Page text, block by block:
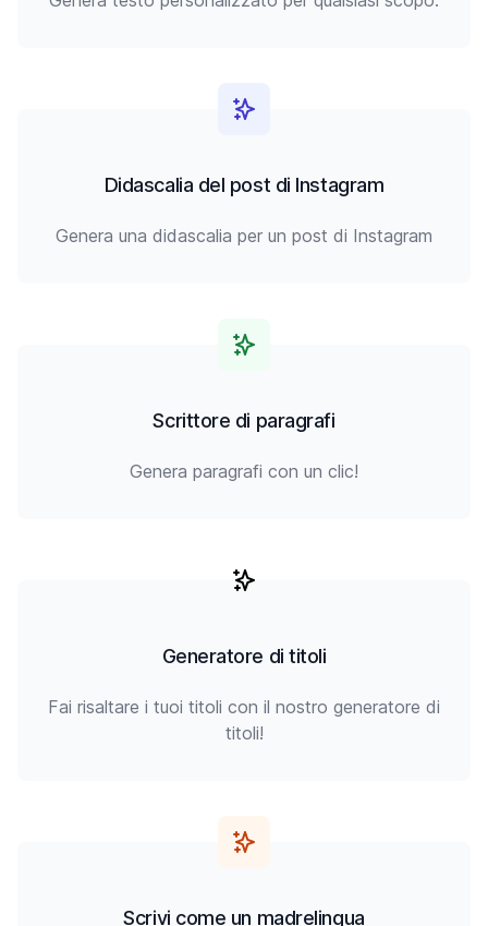
Didascalia del post di Instagram
Genera una didascalia per un post di Instagram
Scrittore di paragrafi
Genera paragrafi con un clic!
Generatore di titoli
Fai risaltare i tuoi titoli con il nostro generatore di
titoli!
Scrivi come un madrelingua